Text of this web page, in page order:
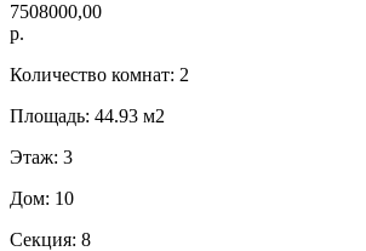
7508000,00
р.
Количество комнат: 2
Площадь: 44.93 м2
Этаж: 3
Дом: 10
Секция: 8